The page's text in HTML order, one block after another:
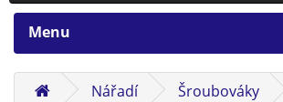
Menu
Nářadí Šroubováky